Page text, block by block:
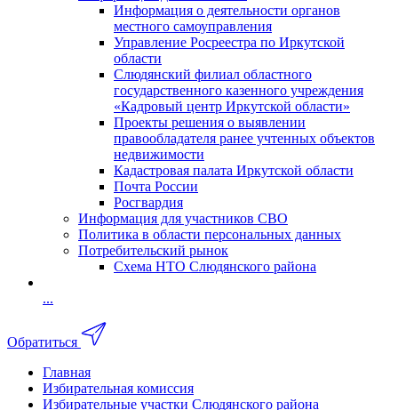
Информация о деятельности органов
местного самоуправления
Управление Росреестра по Иркутской
области
Слюдянский филиал областного
государственного казенного учреждения
«Кадровый центр Иркутской области»
Проекты решения о выявлении
правообладателя ранее учтенных объектов
недвижимости
Кадастровая палата Иркутской области
Почта России
Росгвардия
Информация для участников СВО
Политика в области персональных данных
Потребительский рынок
Схема НТО Слюдянского района
...
Обратиться
Главная
Избирательная комиссия
Избирательные участки Слюдянского района